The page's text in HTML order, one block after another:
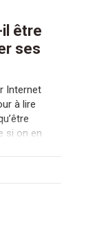
il être
ses
Internet
à lire
si on en